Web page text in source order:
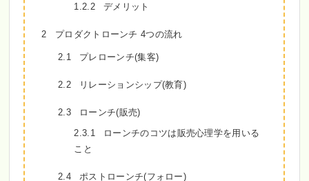
1.2.2 デメリット
2 プロダクトローンチ 4つの流れ
2.1 プレローンチ(集客)
2.2 リレーションシップ(教育)
2.3
ローンチ(販売)
2.3.1
ローンチのコツは販売心理学を用いる
こと
2.4 ポストローンチ(フォロー)